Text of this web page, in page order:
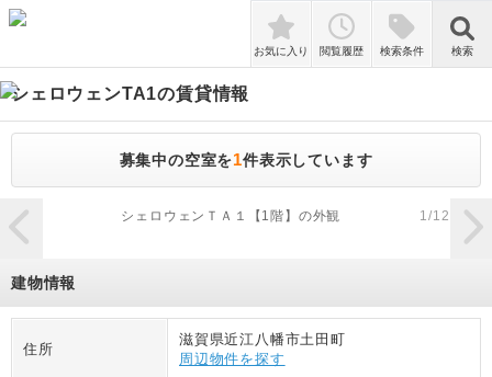
検索
お気に入り 閲覧履歴 検索条件 検索
シェロウェンTA1の賃貸情報
募集中の空室を1件表示しています
zoom_in
シェロウェンＴＡ１【1階】の外観 1/12
建物情報
住所
滋賀県近江八幡市土田町
周辺物件を探す